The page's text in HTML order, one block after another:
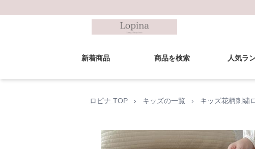
新着商品 商品を検索 人気ラ
ロピナ TOP › キッズの一覧 › キッズ花柄刺繍